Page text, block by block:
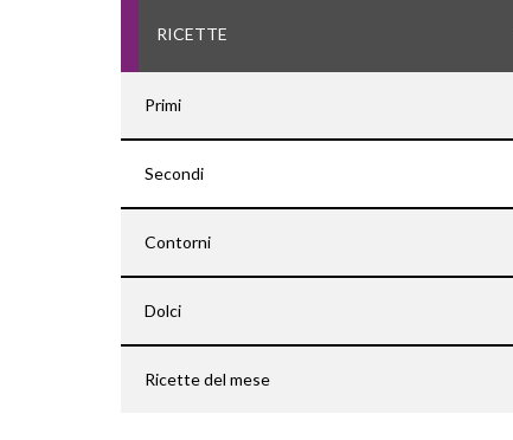
RICETTE
Primi
Secondi
Contorni
Dolci
Ricette del mese